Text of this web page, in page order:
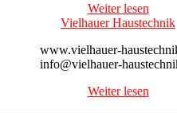
Weiter lesen
Vielhauer Haustechnik
www.vielhauer-
info@vielhauer-
Weiter lesen